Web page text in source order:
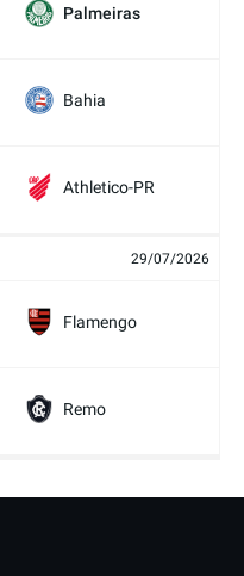
Palmeiras
Bahia
Athletico-PR
29/07/2026
Flamengo
Remo